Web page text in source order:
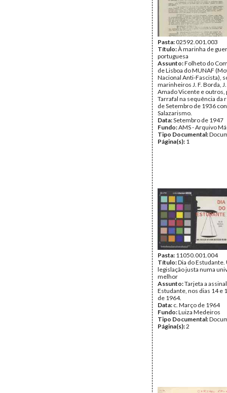
Pasta:02592.001.003
Título:À marinha de
portuguesa
Assunto:Folheto do
de Lisboa do MUNAF
Nacional Anti-Fascista),
marinheiros J. F. Borda,
Amado Vicente e outros,
Tarrafal na sequência da
de Setembro de 1936
Salazarismo.
Data:Setembro de 1947
Fundo:AMS - Arquivo
Tipo Documental:
Página(s): 1
Pasta: 11050.001.004
Título:Dia do Estudante.
legislação justa numa
melhor
Assunto:Tarjeta a
Estudante, nos dias 14 e
de 1964.
Data: c. Março de 1964
Fundo:Luiza Medeiros
Tipo Documental:
Página(s):2